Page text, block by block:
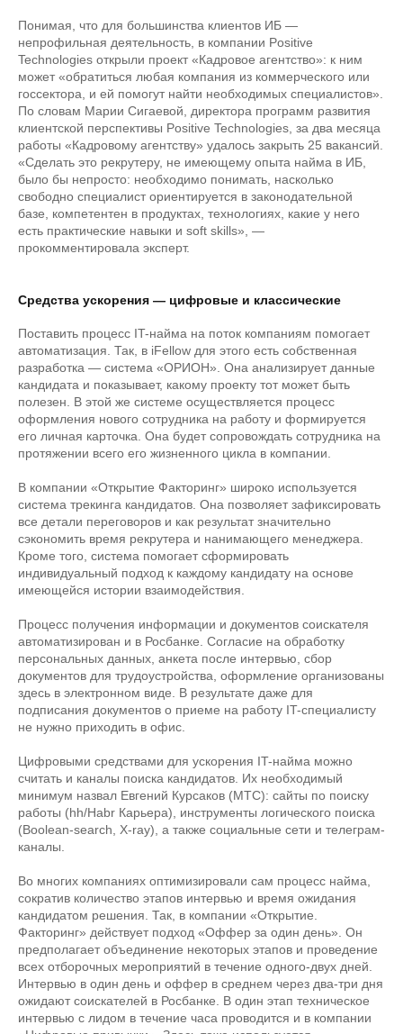
Понимая, что для большинства клиентов ИБ —
непрофильная деятельность, в компании Positive
Technologies открыли проект «Кадровое агентство»: к ним
может «обратиться любая компания из коммерческого или
госсектора, и ей помогут найти необходимых специалистов».
По словам Марии Сигаевой, директора программ развития
клиентской перспективы Positive Technologies, за два месяца
работы «Кадровому агентству» удалось закрыть 25 вакансий.
«Сделать это рекрутеру, не имеющему опыта найма в ИБ,
было бы непросто: необходимо понимать, насколько
свободно специалист ориентируется в законодательной
базе, компетентен в продуктах, технологиях, какие у него
есть практические навыки и soft skills», —
прокомментировала эксперт.
Средства ускорения — цифровые и классические
Поставить процесс IT-найма на поток компаниям помогает
автоматизация. Так, в iFellow для этого есть собственная
разработка — система «ОРИОН». Она анализирует данные
кандидата и показывает, какому проекту тот может быть
полезен. В этой же системе осуществляется процесс
оформления нового сотрудника на работу и формируется
его личная карточка. Она будет сопровождать сотрудника на
протяжении всего его жизненного цикла в компании.
В компании «Открытие Факторинг» широко используется
система трекинга кандидатов. Она позволяет зафиксировать
все детали переговоров и как результат значительно
сэкономить время рекрутера и нанимающего менеджера.
Кроме того, система помогает сформировать
индивидуальный подход к каждому кандидату на основе
имеющейся истории взаимодействия.
Процесс получения информации и документов соискателя
автоматизирован и в Росбанке. Согласие на обработку
персональных данных, анкета после интервью, сбор
документов для трудоустройства, оформление организованы
здесь в электронном виде. В результате даже для
подписания документов о приеме на работу IT-специалисту
не нужно приходить в офис.
Цифровыми средствами для ускорения IT-найма можно
считать и каналы поиска кандидатов. Их необходимый
минимум назвал Евгений Курсаков (МТС): сайты по поиску
работы (hh/Habr Карьера), инструменты логического поиска
(Boolean-search, X-ray), а также социальные сети и телеграм-
каналы.
Во многих компаниях оптимизировали сам процесс найма,
сократив количество этапов интервью и время ожидания
кандидатом решения. Так, в компании «Открытие.
Факторинг» действует подход «Оффер за один день». Он
предполагает объединение некоторых этапов и проведение
всех отборочных мероприятий в течение одного-двух дней.
Интервью в один день и оффер в среднем через два-три дня
ожидают соискателей в Росбанке. В один этап техническое
интервью с лидом в течение часа проводится и в компании